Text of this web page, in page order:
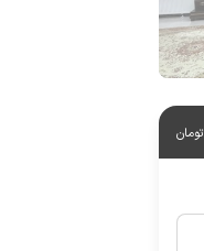
تومان